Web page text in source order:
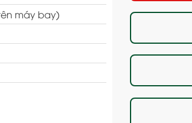
máy bay)